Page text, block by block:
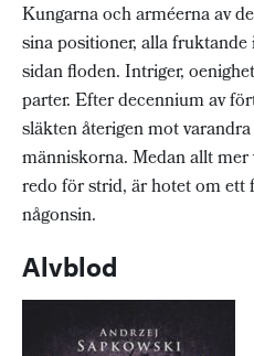
Kungarna och arméerna av
sina positioner, alla
sidan floden. Intriger,
parter. Efter decennium av
släkten återigen mot
människorna. Medan allt
redo för strid, är hotet om
någonsin.
Alvblod